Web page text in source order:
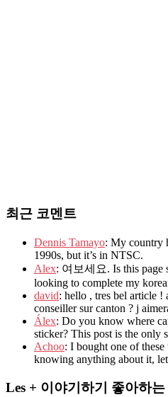
최근 코멘트
Dennis Tamayo: My country
1990s, but it’s in NTSC.
Alex: 여보세요. Is this page
looking to complete my
david: hello , tres bel article !
conseiller sur canton ? j
Álex: Do you know where
sticker? This post is the only
Achoo: I bought one of
knowing anything about it,
Les + 이야기하기 좋아하는